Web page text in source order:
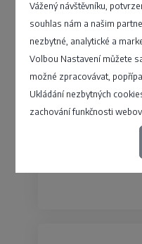
Vážený návštěvníku,
souhlas nám a našim
nezbytné, analytické a
Volbou Nastavení můžete
možné zpracovávat,
Ukládání nezbytných
zachování funkčnosti
Folklórní
Lidové zvyky
Tělocvičná